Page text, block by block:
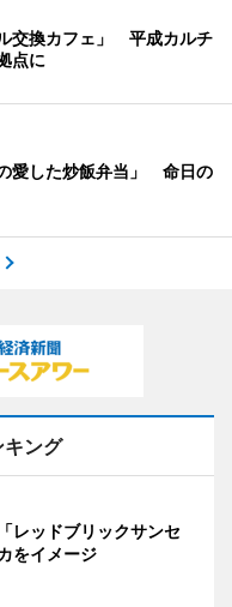
交換カフェ」 平成カルチ
点に
愛した炒飯弁当」 命日の
キング
レッドブリックサンセ
をイメージ